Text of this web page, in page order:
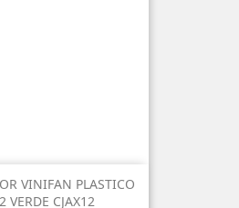
VINIFAN PLASTICO
VERDE CJAX12